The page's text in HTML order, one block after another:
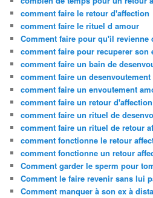
comment faire le retour d'affection
comment faire le rituel d amour
Comment faire pour qu'il revienne
comment faire pour recuperer son
comment faire un bain de
comment faire un desenvoutement
comment faire un envoutement
comment faire un retour d'affection
comment faire un rituel de
comment faire un rituel de retour
comment fonctionne le retour
comment fonctionne un retour
Comment garder le sperm pour
Comment le faire revenir sans lui
Comment manquer à son ex à